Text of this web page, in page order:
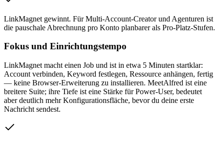
LinkMagnet gewinnt. Für Multi-Account-Creator und Agenturen ist
die pauschale Abrechnung pro Konto planbarer als Pro-Platz-Stufen.
Fokus und Einrichtungstempo
LinkMagnet macht einen Job und ist in etwa 5 Minuten startklar:
Account verbinden, Keyword festlegen, Ressource anhängen, fertig
— keine Browser-Erweiterung zu installieren. MeetAlfred ist eine
breitere Suite; ihre Tiefe ist eine Stärke für Power-User, bedeutet
aber deutlich mehr Konfigurationsfläche, bevor du deine erste
Nachricht sendest.